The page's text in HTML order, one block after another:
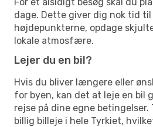
dage. Dette giver dig nok tid
højdepunkterne, opdage
lokale atmosfære.
Lejer du en bil?
Hvis du bliver længere eller
for byen, kan det at leje en bil
rejse på dine egne
billig billeje i hele Tyrkiet,